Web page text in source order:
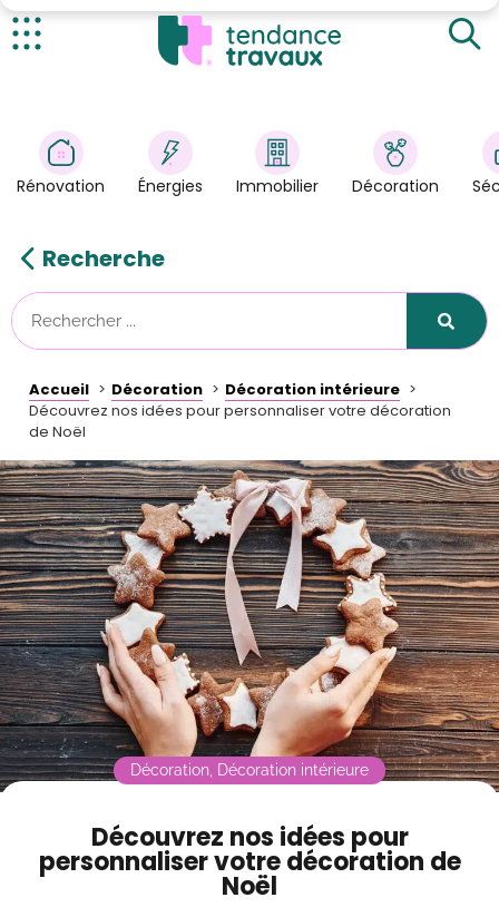
Énergies
Immobilier
Astuces/DIY
Tendance Travaux
Kit partenaire
À propos
Contact
Mode sombre
Rénovation Énergies Immobilier Décoration
Recherche
Accueil Décoration
Décoration intérieure
Découvrez nos idées pour personnaliser votre décoration
de Noël
Décorer avec des cartes de vœux de vos proches
Des décorations de Noël faites à la main
Découvrez nos idées pour
personnaliser votre décoration de
Noël
Décoration Décoration intérieure